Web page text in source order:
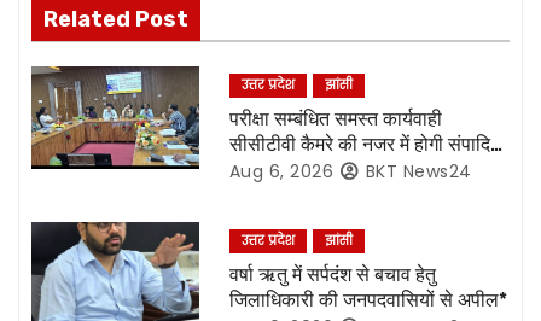
n
a
v
i
g
a
Related Post
उत्तर प्रदेश झांसी
परीक्षा सम्बंधित समस्त कार्यवाही
सीसीटीवी कैमरे की नजर में होगी संपादित,
रिकॉर्डिंग भी रहेगी सुरक्षित:- नोडल
Aug 6, 2026 BKT News24
उत्तर प्रदेश झांसी
वर्षा ऋतु में सर्पदंश से बचाव हेतु
जिलाधिकारी की जनपदवासियों से अपील*